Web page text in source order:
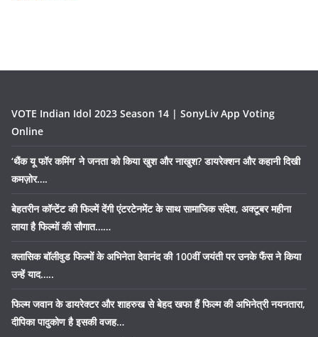
VOTE Indian Idol 2023 Season 14 | SonyLiv App Voting
Online
‘थैंक यू फॉर कमिंग’ ने जनता को किया खुश और नाखुश? डायरेक्शन और कहानी दिखी
कमज़ोर….
बेहतरीन कॉन्टेंट की फिल्में देंगी एंटरटेनमेंट के साथ सामाजिक संदेश, अक्टूबर महीना
लाया है फिल्मों की सौगात……
क्लासिक बॉलीवुड फिल्मों के अभिनेता देवानंद की 100वीं जयंती पर उनके फैंस ने किया
उन्हें याद…..
फिल्म जवान के डायरेक्टर और शाहरुख से बेहद खफा हैं फिल्म की अभिनेत्री नयनतारा,
दीपिका पादुकोण है इसकी वजह…